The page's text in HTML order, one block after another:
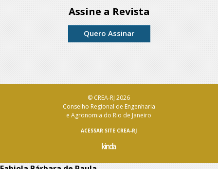
Assine a Revista
Quero Assinar
© CREA-RJ 2026
Conselho Regional de Engenharia
e Agronomia do Rio de Janeiro
ACESSAR SITE CREA-RJ